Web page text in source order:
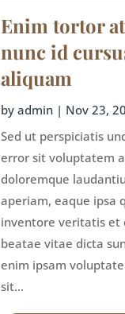
Enim tortor
nunc id
aliquam
by admin| Nov 23,
Sed ut perspiciatis
error sit voluptatem
doloremque
aperiam, eaque ipsa
inventore veritatis et
beatae vitae dicta
enim ipsam
sit...